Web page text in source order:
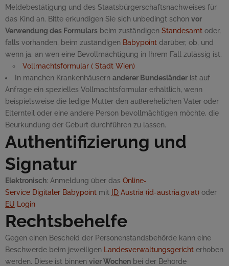
Meldebestätigung und des Staatsbürgerschaftsnachweises für
das Kind an. Bitte erkundigen Sie sich unbedingt schon vor
Verwendung des Formulars beim zuständigen Standesamt oder,
falls vorhanden, beim zuständigen Babypoint darüber, ob, und
wenn ja, an wen eine Bevollmächtigung in Ihrem Fall zulässig ist.
Vollmachtsformular ( Stadt Wien)
In manchen Krankenhäusern anderer Bundesländer ist auf
Anfrage ein spezielles Vollmachtsformular erhältlich, wenn
beispielsweise die ledige Mutter den außerehelichen Vater oder
Elternteil oder eine andere Person bevollmächtigen möchte, die
Beurkundung der Geburt durchführen zu lassen.
Authentifizierung und
Signatur
Elektronisch: Anmeldung über das Online-
Service Digitaler Babypoint mit ID Austria (id-austria.gv.at) oder
EU Login
Rechtsbehelfe
Gegen einen Bescheid der Personenstandsbehörde kann eine
Beschwerde beim jeweiligen
Landesverwaltungsgericht erhoben
werden. Diese ist binnen vier Wochen bei der Behörde